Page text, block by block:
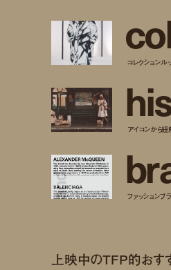
co
コレクションル
hi
アイコンから紐
br
ファッション
上映中のTFP的おす